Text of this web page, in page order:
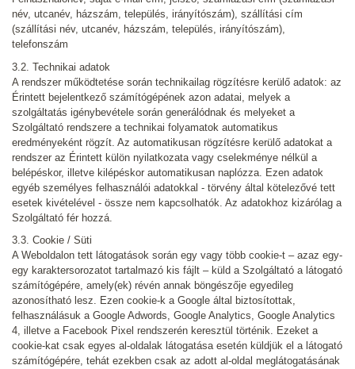
név, utcanév, házszám, település, irányítószám), szállítási cím
(szállítási név, utcanév, házszám, település, irányítószám),
telefonszám
3.2. Technikai adatok
A rendszer működtetése során technikailag rögzítésre kerülő adatok: az
Érintett bejelentkező számítógépének azon adatai, melyek a
szolgáltatás igénybevétele során generálódnak és melyeket a
Szolgáltató rendszere a technikai folyamatok automatikus
eredményeként rögzít. Az automatikusan rögzítésre kerülő adatokat a
rendszer az Érintett külön nyilatkozata vagy cselekménye nélkül a
belépéskor, illetve kilépéskor automatikusan naplózza. Ezen adatok
egyéb személyes felhasználói adatokkal - törvény által kötelezővé tett
esetek kivételével - össze nem kapcsolhatók. Az adatokhoz kizárólag a
Szolgáltató fér hozzá.
3.3. Cookie / Süti
A Weboldalon tett látogatások során egy vagy több cookie-t – azaz egy-
egy karaktersorozatot tartalmazó kis fájlt – küld a Szolgáltató a látogató
számítógépére, amely(ek) révén annak böngészője egyedileg
azonosítható lesz. Ezen cookie-k a Google által biztosítottak,
felhasználásuk a Google Adwords, Google Analytics, Google Analytics
4, illetve a Facebook Pixel rendszerén keresztül történik. Ezeket a
cookie-kat csak egyes al-oldalak látogatása esetén küldjük el a látogató
számítógépére, tehát ezekben csak az adott al-oldal meglátogatásának